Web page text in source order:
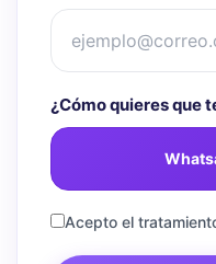
¿Cómo quieres que
Acepto el